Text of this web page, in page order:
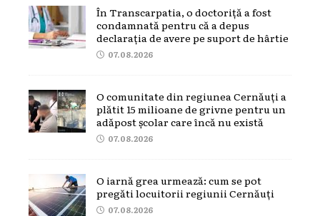
În Transcarpatia, o doctoriță a fost
condamnată pentru că a depus
declarația de avere pe suport de hârtie
07.08.2026
O comunitate din regiunea Cernăuți a
plătit 15 milioane de grivne pentru un
adăpost școlar care încă nu există
07.08.2026
O iarnă grea urmează: cum se pot
pregăti locuitorii regiunii Cernăuți
07.08.2026